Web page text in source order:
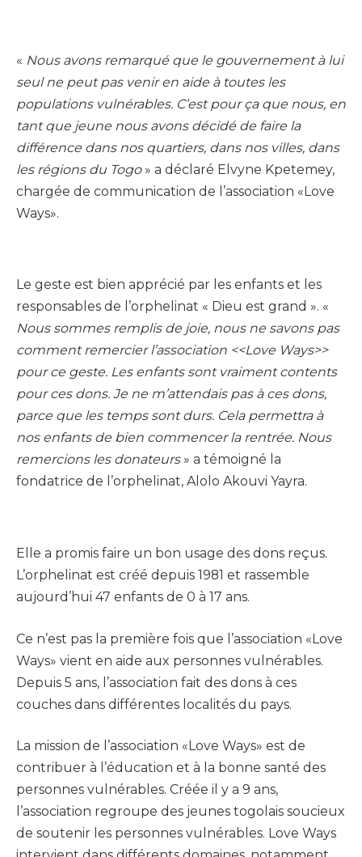
« Nous avons remarqué que le gouvernement à lui
seul ne peut pas venir en aide à toutes les
populations vulnérables. C’est pour ça que nous, en
tant que jeune nous avons décidé de faire la
différence dans nos quartiers, dans nos villes, dans
les régions du Togo» a déclaré Elvyne Kpetemey,
chargée de communication de l’association «Love
Ways».
Le geste est bien apprécié par les enfants et les
responsables de l’orphelinat « Dieu est grand ». «
Nous sommes remplis de joie, nous ne savons pas
comment remercier l’association <<Love Ways>>
pour ce geste. Les enfants sont vraiment contents
pour ces dons. Je ne m’attendais pas à ces dons,
parce que les temps sont durs. Cela permettra à
nos enfants de bien commencer la rentrée. Nous
remercions les donateurs» a témoigné la
fondatrice de l’orphelinat, Alolo Akouvi Yayra.
Elle a promis faire un bon usage des dons reçus.
L’orphelinat est créé depuis 1981 et rassemble
aujourd’hui 47 enfants de 0 à 17 ans.
Ce n’est pas la première fois que l’association «Love
Ways» vient en aide aux personnes vulnérables.
Depuis 5 ans, l’association fait des dons à ces
couches dans différentes localités du pays.
La mission de l’association «Love Ways» est de
contribuer à l’éducation et à la bonne santé des
personnes vulnérables. Créée il y a 9 ans,
l’association regroupe des jeunes togolais soucieux
de soutenir les personnes vulnérables. Love Ways